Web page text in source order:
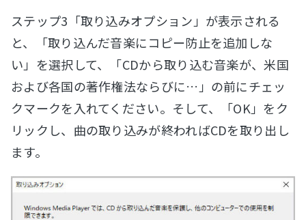
ステップ3「取り込みオプション」が表示される
と、「取り込んだ音楽にコピー防止を追加しな
い」を選択して、「CDから取り込む音楽が、米国
および各国の著作権法ならびに…」の前にチェッ
クマークを入れてください。そして、「OK」をク
リックし、曲の取り込みが終わればCDを取り出し
ます。